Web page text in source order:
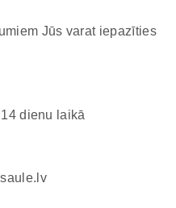
Jūs varat iepazīties
dienu laikā